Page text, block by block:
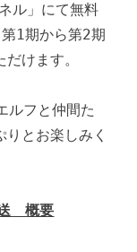
ル」にて無料
1期から第2期
けます。
ルフと仲間た
とお楽しみく
　概要